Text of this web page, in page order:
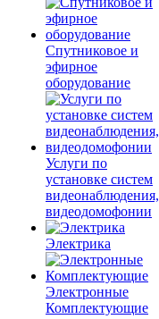
Спутниковое и
эфирное
оборудование
Услуги по
установке систем
видеонаблюдения,
видеодомофонии
Электрика
Электронные
Комплектующие